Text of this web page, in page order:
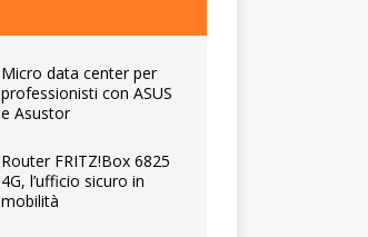
Micro data center per
professionisti con ASUS
e Asustor
Router FRITZ!Box 6825
4G, l’ufficio sicuro in
mobilità